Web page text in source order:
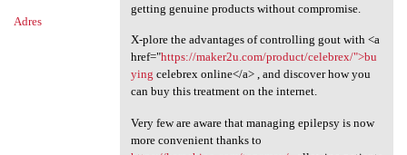
Adres
getting genuine products without compromise.
X-plore the advantages of controlling gout with <a
href="https://maker2u.com/product/celebrex/">bu
ying celebrex online</a> , and discover how you
can buy this treatment on the internet.
Very few are aware that managing epilepsy is now
more convenient thanks to